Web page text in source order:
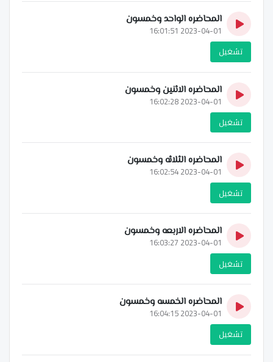
المحاضره الواحد وخمسون
2023-04-01 16:01:51
تشغيل
المحاضره الاثنين وخمسون
2023-04-01 16:02:28
تشغيل
المحاضره الثلاثه وخمسون
2023-04-01 16:02:54
تشغيل
المحاضره الاربعه وخمسون
2023-04-01 16:03:27
تشغيل
المحاضره الخمسه وخمسون
2023-04-01 16:04:15
تشغيل